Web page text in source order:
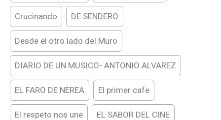
Crucinando DE SENDERO
Desde el otro lado del Muro
DIARIO DE UN MUSICO- ANTONIO ALVAREZ
EL FARO DE NEREA El primer cafe
El respeto nos une EL SABOR DEL CINE